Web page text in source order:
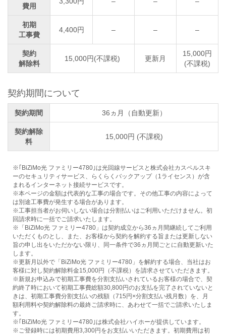
費用
初期
工事費
4,400円 – – –
契約
解除料
15,000円(不課税) 更新月
15,000円
(不課税)
契約期間について
契約期間 36ヵ月（自動更新）
契約解除
料
15,000円 (不課税)
※｢BiZiMo光 ファミリー4780｣は光回線サービスと株式会社カスペルスキ
ーのセキュリティサービス、らくらくバックアップ（1ライセンス）が含
まれるインターネット接続サービスです。
※本ページの金額は代表的な工事の場合です。その他工事の内容によって
は別途工事費が発生する場合があります。
※工事担当者がお伺いしない場合は分割払いはご利用いただけません。初
回請求時に一括でご請求いたします。
※「BiZiMo光 ファミリー4780」は契約成立から36ヵ月間継続してご利用
いただくものとし、また、お客様から契約を解約する旨または更新しない
旨の申し出をいただかない限り、同一条件で36ヵ月間ごとに自動更新いた
します。
※更新月以外で「BiZiMo光 ファミリー4780」を解約する場合、当社はお
客様に対し契約解除料金15,000円（不課税）を請求させていただきます。
※新規お申込みで初期工事費を分割支払いされているお客様の場合で、契
約終了時において初期工事費総額30,800円のお支払を完了されていないと
きは、初期工事費分割支払いの残額（715円×分割支払い残月数）を、月
額利用料や契約解除料の最終ご請求時に、あわせて一括でご請求いたしま
す。
※｢BiZiMo光 ファミリー4780｣は株式会社ハイホーが提供しています。
※ご登録時には初期費用3,300円をお支払いいただきます。初期費用は初